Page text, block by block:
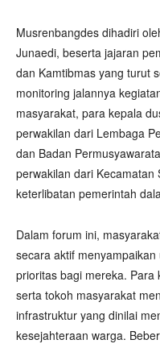
Musrenbangdes dihadiri
Junaedi, beserta jajaran
dan Kamtibmas yang turut
monitoring jalannya
masyarakat, para kepala
perwakilan dari Lembaga
dan Badan
perwakilan dari
keterlibatan pemerintah
Dalam forum ini,
secara aktif
prioritas bagi mereka. Para
serta tokoh masyarakat
infrastruktur yang dinilai
kesejahteraan warga.